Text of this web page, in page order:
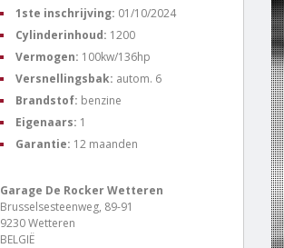
1ste inschrijving: 01/10/2024
Cylinderinhoud: 1200
Vermogen: 100kw/136hp
Versnellingsbak: autom. 6
Brandstof: benzine
Eigenaars: 1
Garantie: 12 maanden
Garage De Rocker Wetteren
Brusselsesteenweg, 89-91
9230 Wetteren
BELGIË